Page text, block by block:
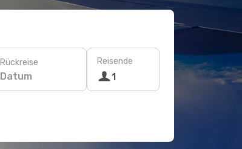
Rückreise
Datum
Reisende
1